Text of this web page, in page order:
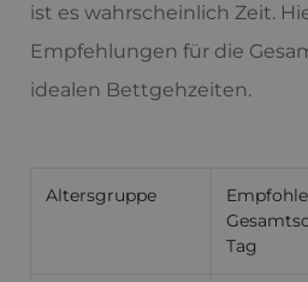
ist es wahrscheinlich Zeit.
Empfehlungen für die
idealen Bettgehzeiten.
Altersgruppe
Tag